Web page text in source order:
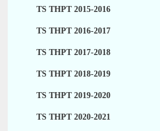
TS THPT 2015-2016
TS THPT 2016-2017
TS THPT 2017-2018
TS THPT 2018-2019
TS THPT 2019-2020
TS THPT 2020-2021